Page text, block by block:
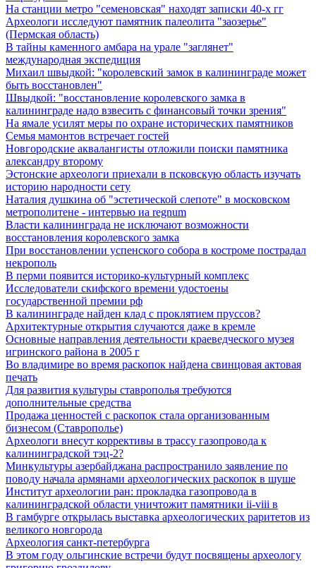
На станции метро "семеновская" находят записки 40-х гг
Археологи исследуют памятник палеолита "заозерье"
(Пермская область)
В тайны каменного амбара на урале "заглянет"
международная экспедиция
Михаил швыдкой: "королевский замок в калининграде может
быть восстановлен"
Швыдкой: "восстановление королевского замка в
калининграде надо взвесить с финансовый точки зрения"
На ямале усилят меры по охране исторических памятников
Семья мамонтов встречает гостей
Новгородские аквалангисты отложили поиски памятника
александру второму
Эстонские археологи приехали в псковскую область изучать
историю народности сету
Наталия душкина об "эстетической слепоте" в московском
метрополитене - интервью иа regnum
Власти калининграда не исключают возможности
восстановления королевского замка
При восстановлении успенского собора в костроме пострадал
некрополь
В перми появится историко-культурный комплекс
Исследователи скифского времени удостоены
государственной премии рф
В калининграде найден клад с проклятием пруссов?
Архитектурные открытия случаются даже в кремле
Основные направления деятельности краеведческого музея
игринского района в 2005 г
Во владимире во время раскопок найдена свинцовая актовая
печать
Для развития культуры ставрополья требуются
дополнительные средства
Продажа ценностей с раскопок стала организованным
бизнесом (Ставрополье)
Археологи внесут коррективы в трассу газопровода к
калининградской тэц-2?
Минкультуры азеpбайджана распространило заявление по
поводу начала аpмянами археологических раскопок в шуше
Институт археологии ран: прокладка газопровода в
калининградской области уничтожит памятники ii-viii в
В гамбурге открылась выставка археологических раритетов из
великого новгорода
Археология санкт-петербурга
В этом году ольгинские встречи будут посвящены археологу